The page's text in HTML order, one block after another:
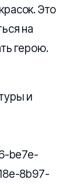
Это
на
герою.
и
be7e-
8b97-